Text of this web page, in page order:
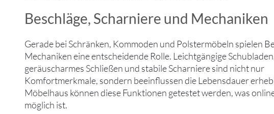
Beschläge, Scharniere und Mechaniken
Gerade bei Schränken, Kommoden und Polstermöbeln spielen
Mechaniken eine entscheidende Rolle. Leichtgängige
geräuscharmes Schließen und stabile Scharniere sind nicht nur
Komfortmerkmale, sondern beeinflussen die Lebensdauer
Möbelhaus können diese Funktionen getestet werden, was
möglich ist.